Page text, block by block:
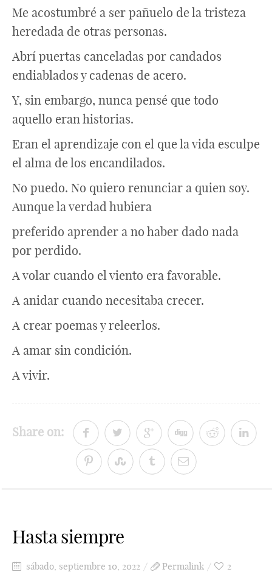
Me acostumbré a ser pañuelo de la tristeza
heredada de otras personas.
Abrí puertas canceladas por candados
endiablados y cadenas de acero.
Y, sin embargo, nunca pensé que todo
aquello eran historias.
Eran el aprendizaje con el que la vida esculpe
el alma de los encandilados.
No puedo. No quiero renunciar a quien soy.
Aunque la verdad hubiera
preferido aprender a no haber dado nada
por perdido.
A volar cuando el viento era favorable.
A anidar cuando necesitaba crecer.
A crear poemas y releerlos.
A amar sin condición.
A vivir.
Share on:
Hasta siempre
sábado, septiembre 10, 2022 Permalink 2